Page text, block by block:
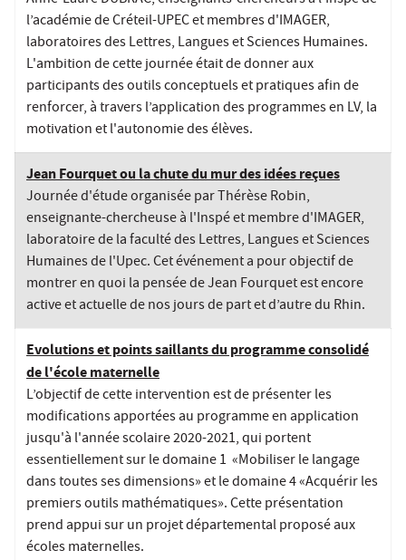
l’académie de Créteil-UPEC et membres d'IMAGER,
laboratoires des Lettres, Langues et Sciences Humaines.
L'ambition de cette journée était de donner aux
participants des outils conceptuels et pratiques afin de
renforcer, à travers l’application des programmes en LV, la
motivation et l'autonomie des élèves.
Jean Fourquet ou la chute du mur des idées reçues
Journée d'étude organisée par Thérèse Robin,
enseignante-chercheuse à l'Inspé et membre d'IMAGER,
laboratoire de la faculté des Lettres, Langues et Sciences
Humaines de l'Upec. Cet événement a pour objectif de
montrer en quoi la pensée de Jean Fourquet est encore
active et actuelle de nos jours de part et d’autre du Rhin.
Evolutions et points saillants du programme consolidé
de l'école maternelle
L’objectif de cette intervention est de présenter les
modifications apportées au programme en application
jusqu'à l'année scolaire 2020-2021, qui portent
essentiellement sur le domaine 1 «Mobiliser le langage
dans toutes ses dimensions» et le domaine 4 «Acquérir les
premiers outils mathématiques». Cette présentation
prend appui sur un projet départemental proposé aux
écoles maternelles.